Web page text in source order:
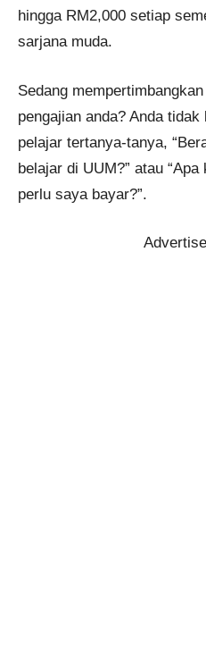
hingga RM2,000 setiap
sarjana muda.
Sedang
pengajian anda? Anda
pelajar tertanya-tanya,
belajar di UUM?” atau
perlu saya bayar?”.